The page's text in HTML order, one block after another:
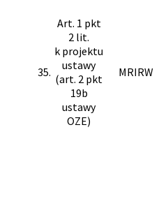
35.
Art. 1 pkt
2 lit.
k projektu
ustawy
(art. 2 pkt
19b
ustawy
OZE)
MRIRW